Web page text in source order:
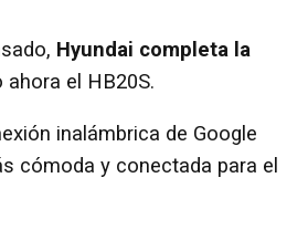
Hyundai completa la
ahora el HB20S.
inalámbrica de Google
cómoda y conectada para el